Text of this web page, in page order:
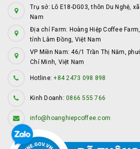
Trụ sở: Lô E18-DG03, thôn Du Nghệ,
Nam
Địa chỉ Farm: Hoàng Hiệp Coffee
tỉnh Lâm Đồng, Việt Nam
VP Miền Nam: 46/1 Trần Thị Năm,
Chí Minh, Việt Nam
Hotline:+84 2473 098 898
Kinh Doanh: 0866 555 766
info@hoanghiepcoffee.com